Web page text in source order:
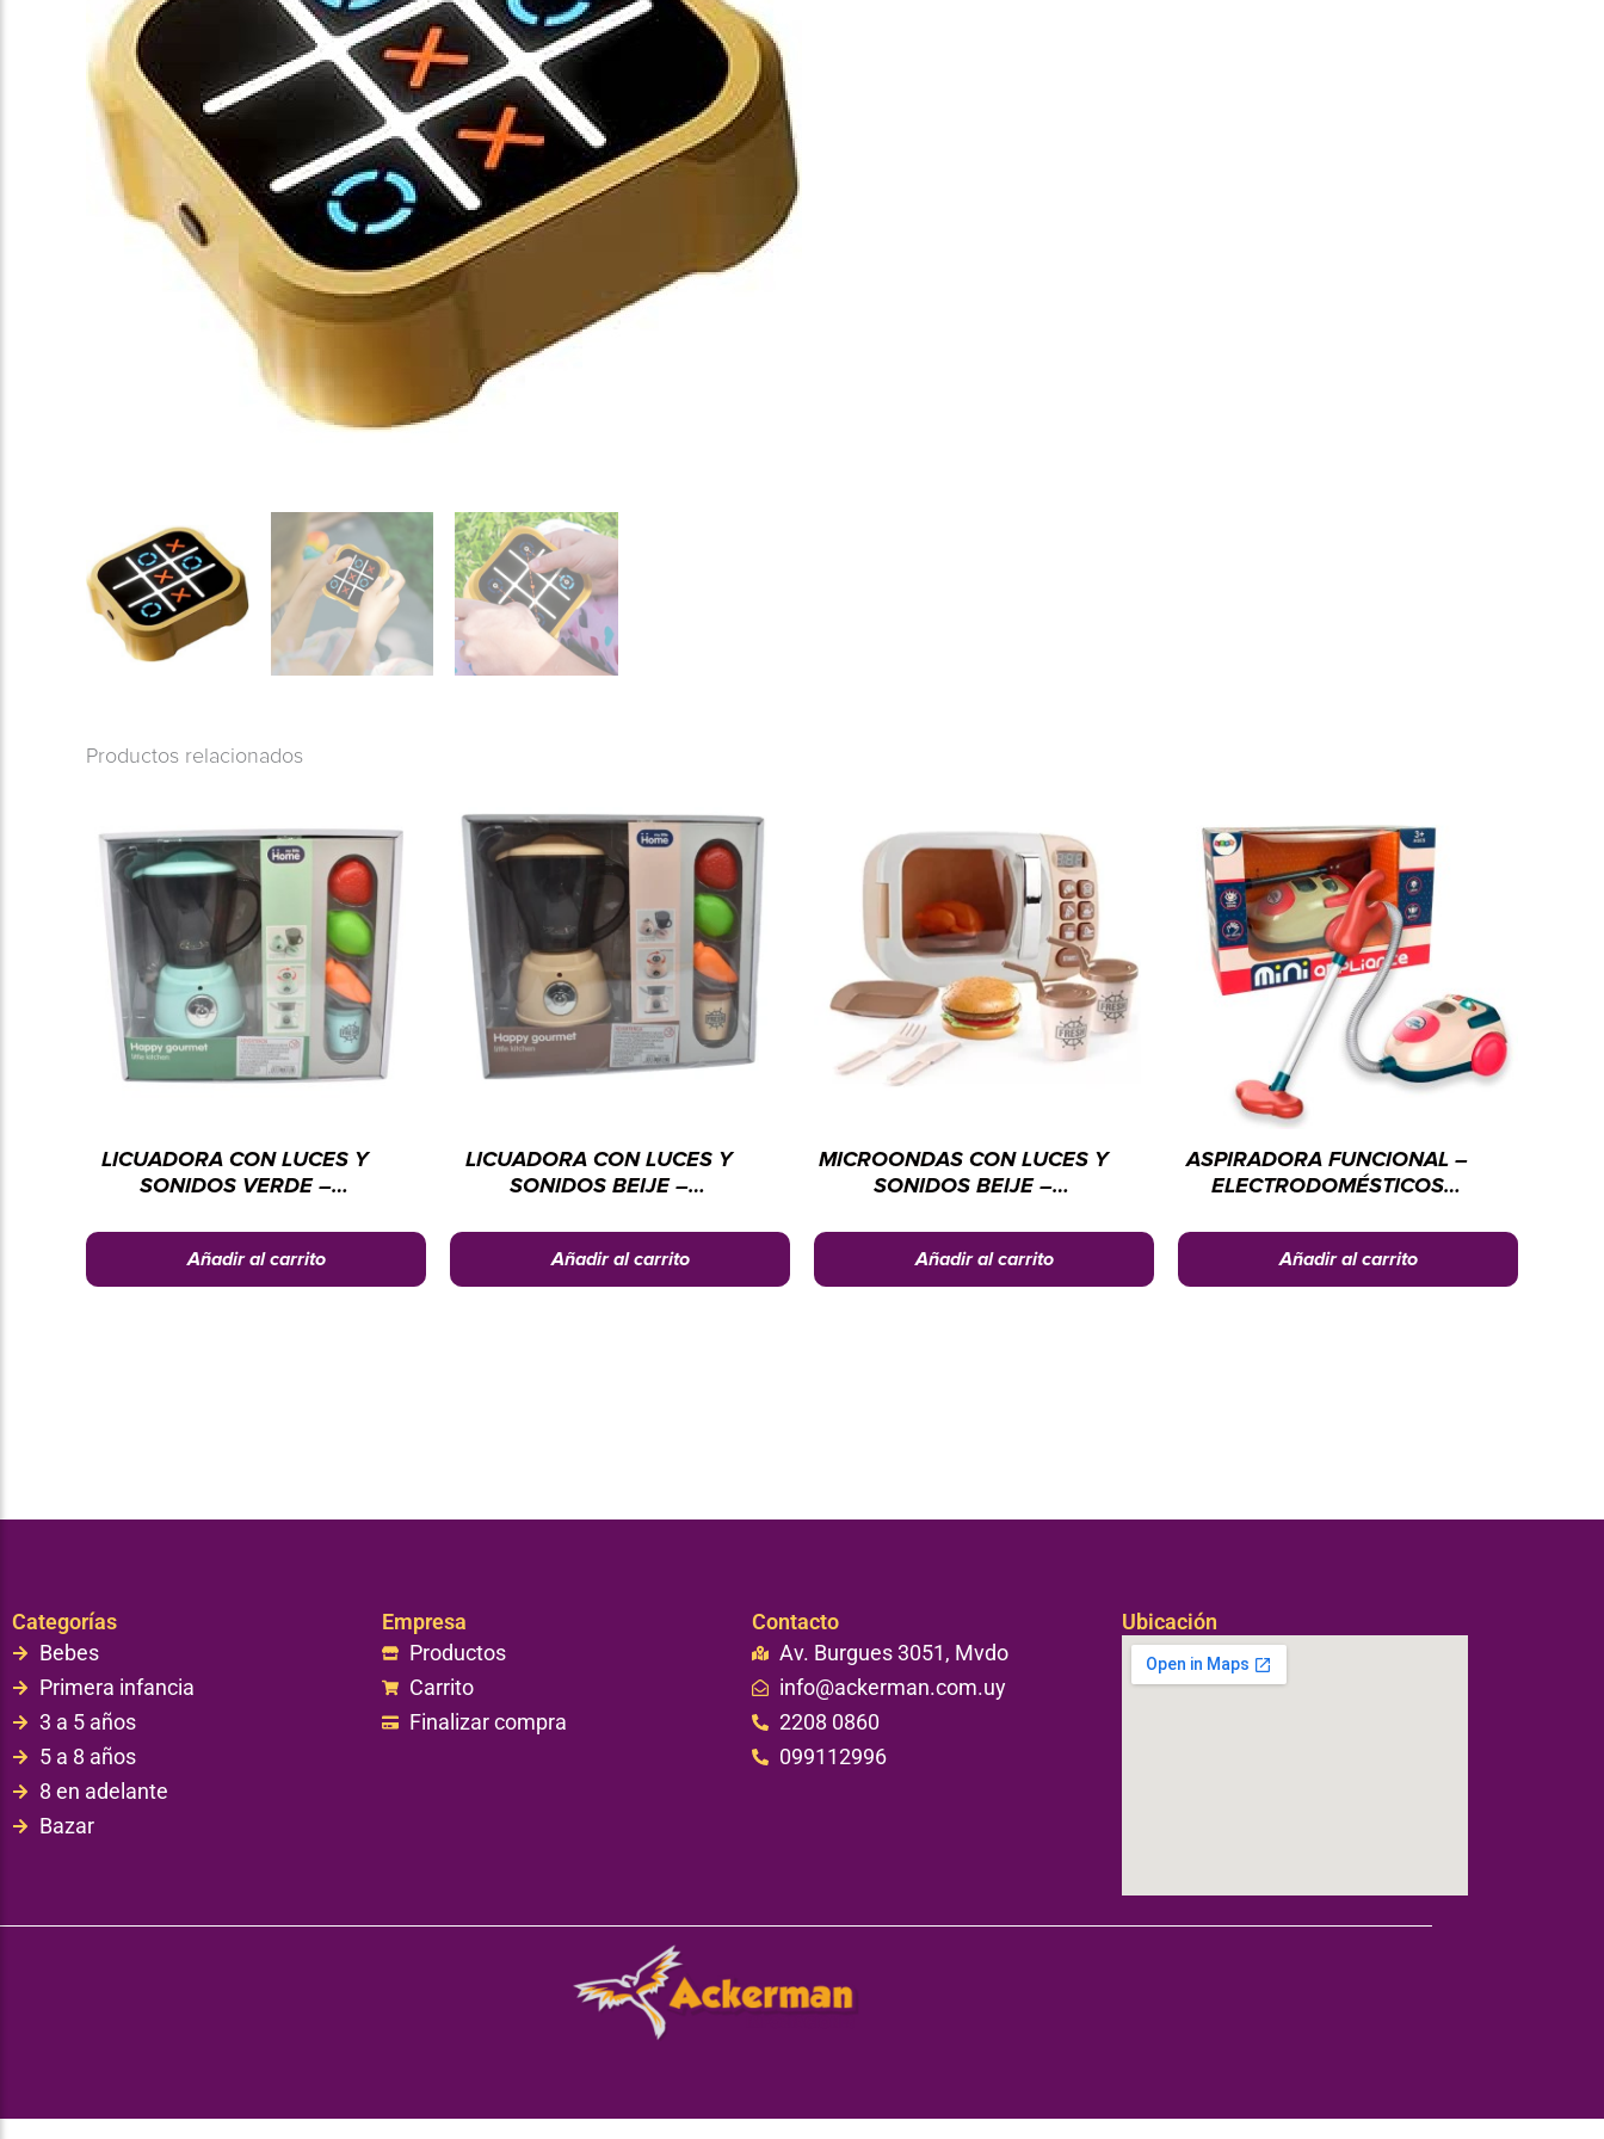
Productos relacionados
LICUADORA CON LUCES Y
SONIDOS VERDE –
CHENGI
Añadir al carrito
LICUADORA CON LUCES Y
SONIDOS BEIJE –
CHENGI
Añadir al carrito
MICROONDAS CON LUCES Y
SONIDOS BEIJE –
CHENGI
Añadir al carrito
ASPIRADORA FUNCIONAL –
ELECTRODOMÉSTICOS
Añadir al carrito
Categorías
Bebes
Primera infancia
3 a 5 años
5 a 8 años
8 en adelante
Bazar
Empresa
Productos
Carrito
Finalizar compra
Contacto
Av. Burgues 3051, Mvdo
info@ackerman.com.uy
2208 0860
099112996
Ubicación